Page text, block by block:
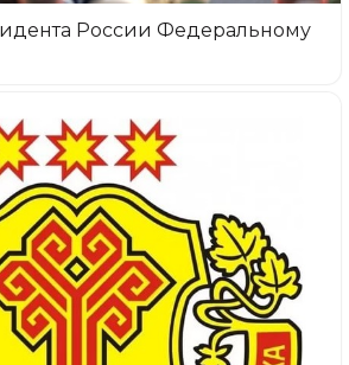
России Федеральному